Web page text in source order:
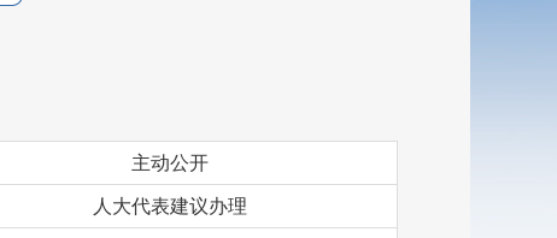
主动公开
人大代表建议办理